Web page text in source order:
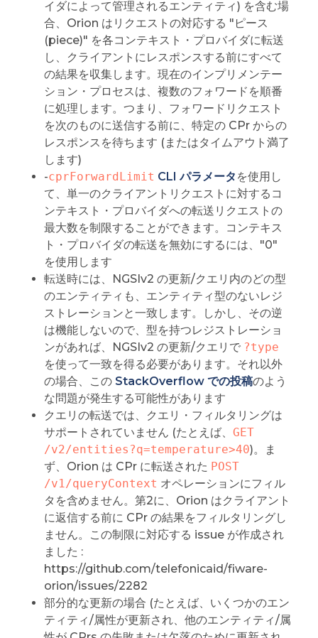
イダによって管理されるエンティティ) を含む場
合、Orion はリクエストの対応する "ピース
(piece)" を各コンテキスト・プロバイダに転送
し、クライアントにレスポンスする前にすべて
の結果を収集します。現在のインプリメンテー
ション・プロセスは、複数のフォワードを順番
に処理します。つまり、フォワードリクエスト
を次のものに送信する前に、特定の CPr からの
レスポンスを待ちます (またはタイムアウト満了
します)
-cprForwardLimit CLI パラメータ を使用し
て、単一のクライアントリクエストに対するコ
ンテキスト・プロバイダへの転送リクエストの
最大数を制限することができます。コンテキス
ト・プロバイダの転送を無効にするには、"0"
を使用します
転送時には、NGSIv2 の更新/クエリ内のどの型
のエンティティも、エンティティ型のないレジ
ストレーションと一致します。しかし、その逆
は機能しないので、型を持つレジストレーショ
ンがあれば、NGSIv2 の更新/クエリで ?type
を使って一致を得る必要があります。それ以外
の場合、この StackOverflow での投稿のよう
な問題が発生する可能性があります
クエリの転送では、クエリ・フィルタリングは
サポートされていません (たとえば、 GET
/v2/entities?q=temperature>40)。ま
ず、Orion は CPr に転送された POST
/v1/queryContext オペレーションにフィル
タを含めません。第2に、Orion はクライアント
に返信する前に CPr の結果をフィルタリングし
ません。この制限に対応する issue が作成され
ました :
https://github.com/telefonicaid/fiware-
orion/issues/2282
部分的な更新の場合 (たとえば、いくつかのエン
ティティ/属性が更新され、他のエンティティ/属